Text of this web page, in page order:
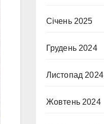
Січень 2025
Грудень 2024
Листопад 2024
Жовтень 2024